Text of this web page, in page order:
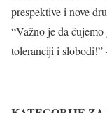
prespektive i nove
“Važno je da
toleranciji i slobodi!”